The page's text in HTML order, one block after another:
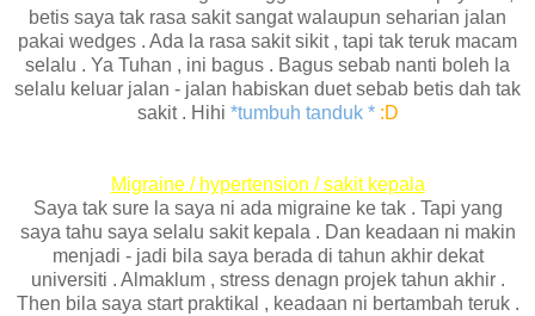
betis saya tak rasa sakit sangat walaupun seharian jalan
pakai wedges . Ada la rasa sakit sikit , tapi tak teruk macam
selalu . Ya Tuhan , ini bagus . Bagus sebab nanti boleh la
selalu keluar jalan - jalan habiskan duet sebab betis dah tak
sakit . Hihi *tumbuh tanduk * :D
Migraine / hypertension / sakit kepala
Saya tak sure la saya ni ada migraine ke tak . Tapi yang
saya tahu saya selalu sakit kepala . Dan keadaan ni makin
menjadi - jadi bila saya berada di tahun akhir dekat
universiti . Almaklum , stress denagn projek tahun akhir .
Then bila saya start praktikal , keadaan ni bertambah teruk .